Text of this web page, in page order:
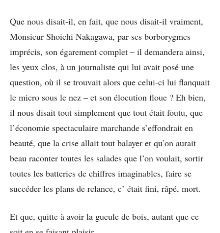
Que nous disait-il, en fait, que nous disait-il vraiment,
Monsieur Shoichi Nakagawa, par ses borborygmes
imprécis, son égarement complet – il demandera ainsi,
les yeux clos, à un journaliste qui lui avait posé une
question, où il se trouvait alors que celui-ci lui flanquait
le micro sous le nez – et son élocution floue ? Eh bien,
il nous disait tout simplement que tout était foutu, que
l’économie spectaculaire marchande s’effondrait en
beauté, que la crise allait tout balayer et qu’on aurait
beau raconter toutes les salades que l’on voulait, sortir
toutes les batteries de chiffres imaginables, faire se
succéder les plans de relance, c’ était fini, râpé, mort.
Et que, quitte à avoir la gueule de bois, autant que ce